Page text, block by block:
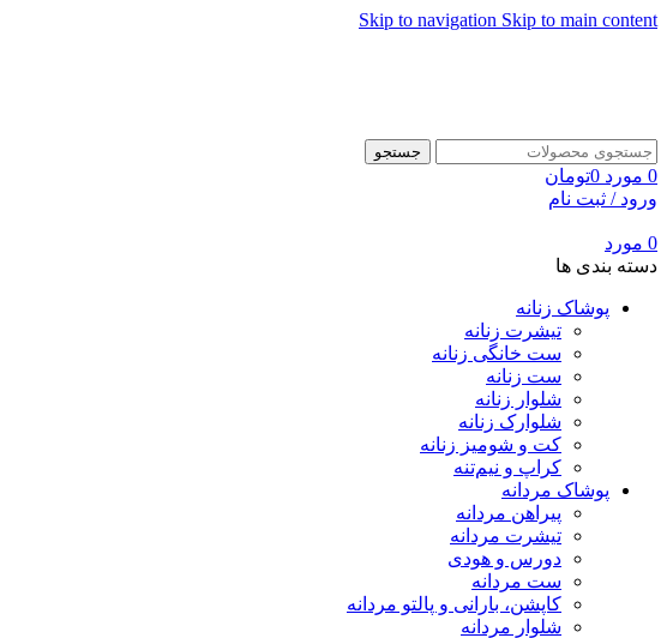
Skip to navigation Skip to main content
جستجو
0 مورد 0تومان
ورود / ثبت نام
0 مورد
دسته بندی ها
پوشاک زنانه
تیشرت زنانه
ست خانگی زنانه
ست زنانه
شلوار زنانه
شلوارک زنانه
کت و شومیز زنانه
کراپ و نیم‌تنه
پوشاک مردانه
پیراهن مردانه
تیشرت مردانه
دورس و هودی
ست مردانه
کاپشن، بارانی و پالتو مردانه
شلوار مردانه